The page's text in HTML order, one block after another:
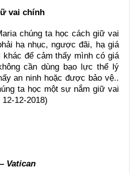
vai chính
chúng ta học cách giữ vai
hạ nhục, ngược đãi, hạ giá
để cảm thấy mình có giá
cần dùng bạo lực thể lý
an ninh hoặc được bảo vệ..
ta học một sự nắm giữ vai
12-2018)
Vatican